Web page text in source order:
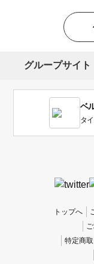
グループサイト
ベ
タ
トップへ
特定商